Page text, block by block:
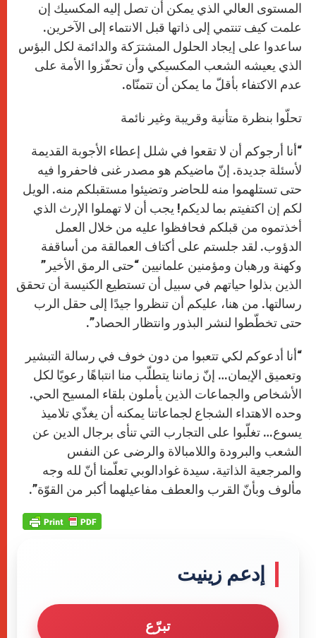
المستوى العالي الذي يمكن أن تصل إليه المكسيك إن
علمت كيف تنتمي إلى ذاتها قبل الانتماء إلى الآخرين.
ساعدوا على إيجاد الحلول المشترَكة والدائمة لكل البؤس
الذي يعيشه الشعب المكسيكي وأن تحفّزوا الأمة على
عدم الاكتفاء بأقلّ ما يمكن أن تتمنّاه.
تحلّوا بنظرة متأنية وقريبة وغير نائمة
“أنا أرجوكم أن لا تقعوا في شلل إعطاء الأجوبة القديمة
لأسئلة جديدة. إنّ ماضيكم هو مصدر غنى فاحفروا فيه
حتى تستلهموا منه للحاضر وتضيئوا مستقبلكم منه. الويل
لكم إن اكتفيتم بما لديكم! يجب أن لا تهملوا الإرث الذي
أخذتموه من قبلكم فحافظوا عليه من خلال العمل
الدؤوب. لقد جلستم على أكتاف العمالقة من أساقفة
وكهنة ورهبان ومؤمنين علمانيين “حتى الرمق الأخير”
الذين بذلوا حياتهم في سبيل أن تستطيع الكنيسة أن تحقق
رسالتها. من هنا، عليكم أن تنظروا جيدًا إلى حقل الرب
حتى تخطّطوا لنشر البذور وانتظار الحصاد”.
“أنا أدعوكم لكي تتعبوا من دون خوف في رسالة التبشير
وتعميق الإيمان… إنّ زماننا يتطلّب منا انتباهًا رعويًا لكل
الأشخاص والجماعات الذين يأملون بلقاء المسيح الحي.
وحده الاهتداء الشجاع لجماعاتنا يمكنه أن يغذّي تلاميذ
يسوع… تغلّبوا على التجارب التي تنأى برجال الدين عن
الشعب والبرودة واللامبالاة والرضى عن النفس
والمرجعية الذاتية. سيدة غوادالوبي تعلّمنا أنّ لله وجه
مألوف وبأنّ القرب والعطف مفاعيلهما أكبر من القوّة”.
إدعم زينيت
تبرّع